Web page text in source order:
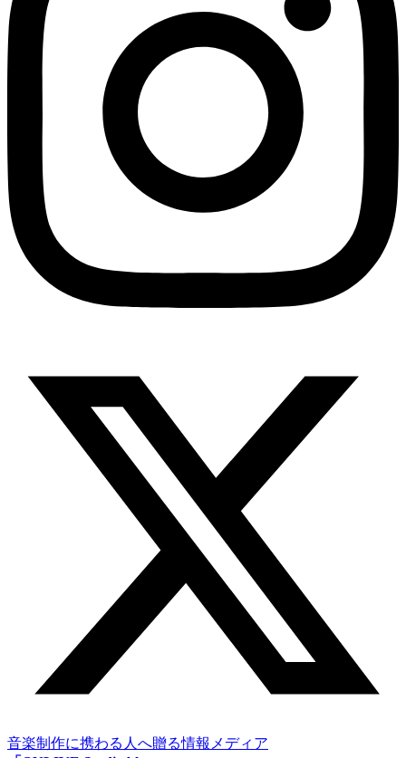
音楽制作に携わる人へ贈る情報メディア